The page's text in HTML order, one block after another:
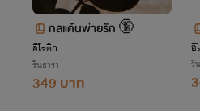
กลแค้นพ่ายรัก 🔞
อีโรติก
รินธารา
349 บาท
อี
ริ